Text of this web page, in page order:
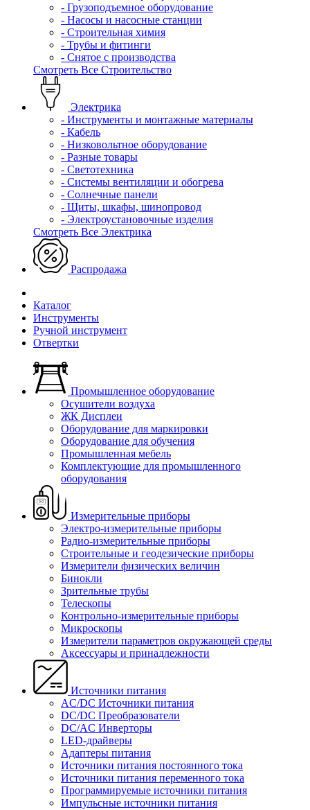
- Грузоподъемное оборудование
- Насосы и насосные станции
- Строительная химия
- Трубы и фитинги
- Снятое с производства
Смотреть Все Строительство
Электрика
- Инструменты и монтажные материалы
- Кабель
- Низковольтное оборудование
- Разные товары
- Светотехника
- Системы вентиляции и обогрева
- Солнечные панели
- Щиты, шкафы, шинопровод
- Электроустановочные изделия
Смотреть Все Электрика
Распродажа
Каталог
Инструменты
Ручной инструмент
Отвертки
Промышленное оборудование
Осушители воздуха
ЖК Дисплеи
Оборудование для маркировки
Оборудование для обучения
Промышленная мебель
Комплектующие для промышленного
оборудования
Измерительные приборы
Электро-измерительные приборы
Радио-измерительные приборы
Строительные и геодезические приборы
Измерители физических величин
Бинокли
Зрительные трубы
Телескопы
Контрольно-измерительные приборы
Микроскопы
Измерители параметров окружающей среды
Аксессуары и принадлежности
Источники питания
AC/DC Источники питания
DC/DC Преобразователи
DC/AC Инверторы
LED-драйверы
Адаптеры питания
Источники питания постоянного тока
Источники питания переменного тока
Программируемые источники питания
Импульсные источники питания